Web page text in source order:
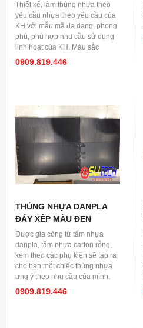
Thiết kế, làm thùng nhựa theo
yêu cầu nhựa theo yêu cầu của
KH với mẫu mã đa dạng, phong
phú, phù hợp nhu cầu sử dụng
linh hoạt của KH. Màu sắc
thùng: đa dạng
0909.819.446
THÙNG NHỰA DANPLA
ĐÁY XẾP MÀU ĐEN
Được gia công từ tấm nhựa
danpla, tấm nhựa carton rỗng,
kèm theo các phụ kiện sẽ tạo ra
cho bạn một chiếc thùng nhựa
ưng ý theo nhu cầu của mình.
Kiểu dáng: thùng nhựa có nắp,
0909.819.446